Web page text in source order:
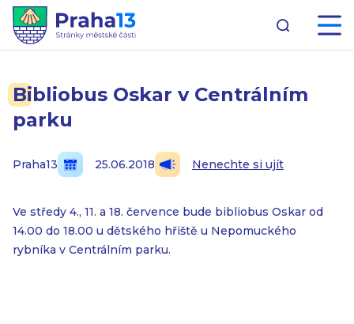
Bibliobus Oskar v Centrálním
parku
Praha13 25.06.2018 Nenechte si ujít
Ve středy 4., 11. a 18. července bude bibliobus Oskar od
14.00 do 18.00 u dětského hřiště u Nepomuckého
rybníka v Centrálním parku.